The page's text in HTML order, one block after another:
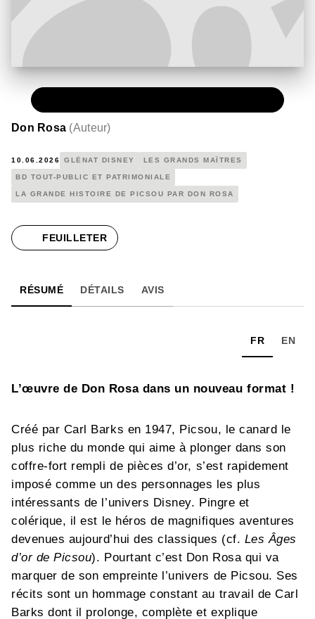
Don Rosa (Auteur)
10.06.2026 GLÉNAT DISNEY LES GRANDS MAÎTRES
BD TOUT-PUBLIC ET PATRIMONIALE
LA GRANDE HISTOIRE DE PICSOU PAR DON ROSA
FEUILLETER
RÉSUMÉ DÉTAILS AVIS
FR EN
L’œuvre de Don Rosa dans un nouveau format !
Créé par Carl Barks en 1947, Picsou, le canard le
plus riche du monde qui aime à plonger dans son
coffre-fort rempli de pièces d’or, s’est rapidement
imposé comme un des personnages les plus
intéressants de l’univers Disney. Pingre et
colérique, il est le héros de magnifiques aventures
devenues aujourd’hui des classiques (cf. Les Âges
d’or de Picsou). Pourtant c’est Don Rosa qui va
marquer de son empreinte l’univers de Picsou. Ses
récits sont un hommage constant au travail de Carl
Barks dont il prolonge, complète et explique